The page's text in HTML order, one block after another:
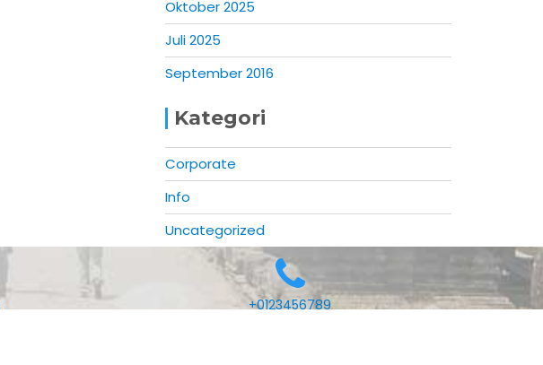
Oktober 2025
Juli 2025
September 2016
Kategori
Corporate
Info
Uncategorized
+0123456789